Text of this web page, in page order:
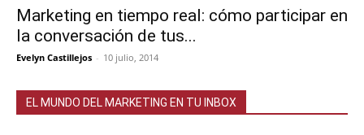
Marketing en tiempo real: cómo participar en
la conversación de tus...
Evelyn Castillejos - 10 julio, 2014
EL MUNDO DEL MARKETING EN TU INBOX